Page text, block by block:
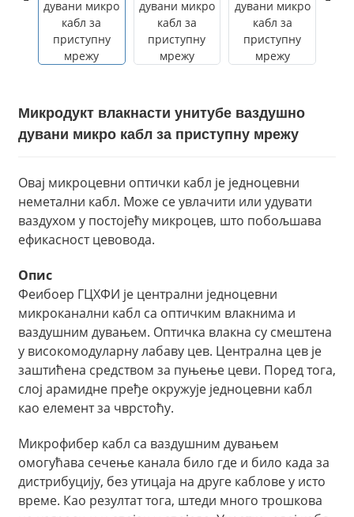
Микродукт влакнасти унитубе ваздушно
дувани микро кабл за приступну мрежу
Овај микроцевни оптички кабл је једноцевни
неметални кабл. Може се увлачити или удувати
ваздухом у постојећу микроцев, што побољшава
ефикасност цевовода.
Опис
Феибоер ГЦXФИ је централни једноцевни
микроканални кабл са оптичким влакнима и
ваздушним дувањем. Оптичка влакна су смештена
у високомодуларну лабаву цев. Централна цев је
заштићена средством за пуњење цеви. Поред тога,
слој арамидне пређе окружује једноцевни кабл
као елемент за чврстоћу.
Микрофибер кабл са ваздушним дувањем
омогућава сечење канала било где и било када за
дистрибуцију, без утицаја на друге каблове у исто
време. Као резултат тога, штеди много трошкова